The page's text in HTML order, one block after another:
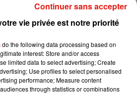
ces images ont fait le tour des
l'indignation des internautes
le père de famille comment
l'heure, on ignore toutefois si
ou non pour son comportement
vie privée est notre priorité
do the following data processing based on
interest: Store and/or access
limited data to select advertising; Create
Use profiles to select personalised
performance; Measure content
through statistics or combinations
Continuer sans accepter